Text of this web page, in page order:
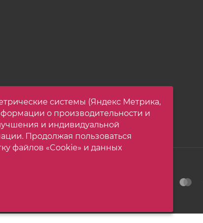
защищены.
системы (Яндекс Метрика,
о производительности и
и индивидуальной
Продолжая пользоваться
файлов «Cookie» и данных